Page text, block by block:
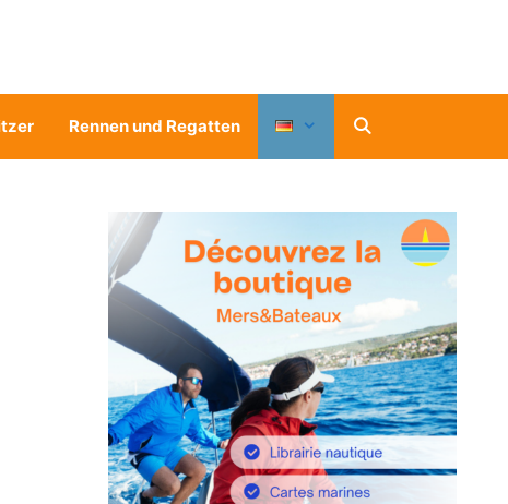
Rennen und Regatten